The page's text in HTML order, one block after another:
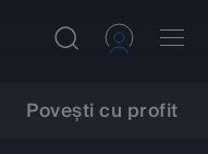
Povești cu profit